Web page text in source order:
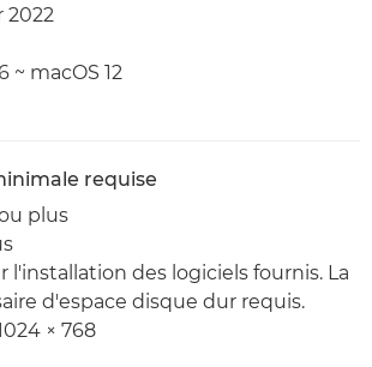
2022
~ macOS 12
requise
plus
l'installation des logiciels fournis. La
d'espace disque dur requis.
× 768